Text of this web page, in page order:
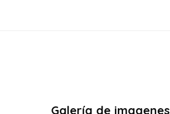
Galería de imagenes